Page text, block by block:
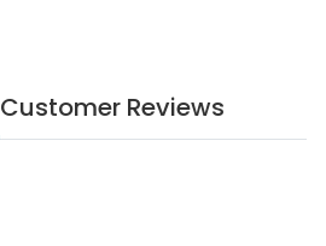
Customer Reviews